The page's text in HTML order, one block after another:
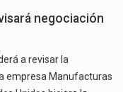
negociación
a revisar la
empresa Manufacturas